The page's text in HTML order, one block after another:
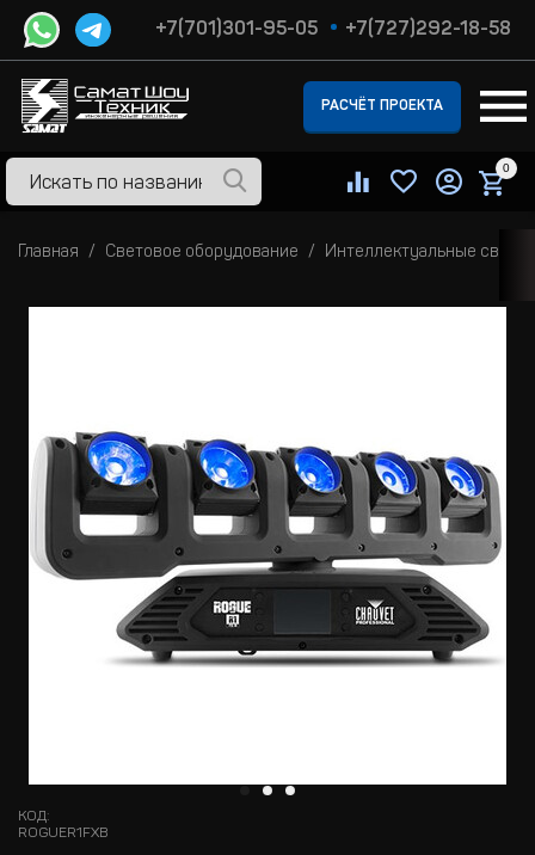
+7(701)301-95-05 +7(727)292-18-58
РАСЧЁТ ПРОЕКТА
0
Главная Световое оборудование Интеллектуальные
КОД:
ROGUER1FXB